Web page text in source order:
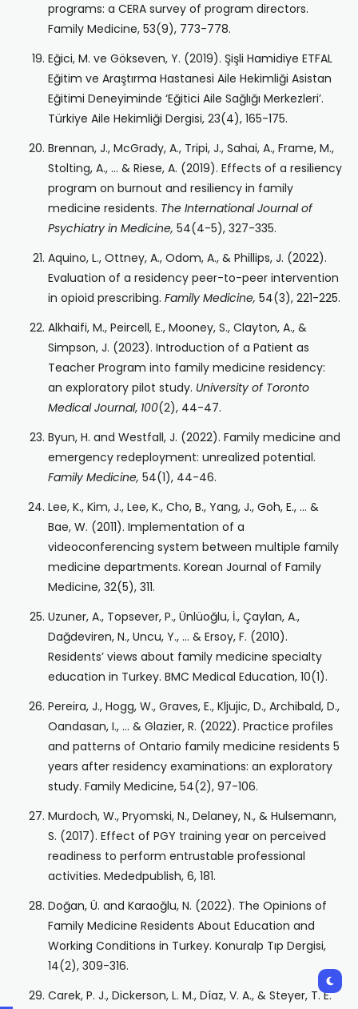
programs: a CERA survey of program directors.
Family Medicine, 53(9), 773-778.
Eğici, M. ve Gökseven, Y. (2019). Şişli Hamidiye ETFAL
Eğitim ve Araştırma Hastanesi Aile Hekimliği Asistan
Eğitimi Deneyiminde ‘Eğitici Aile Sağlığı Merkezleri’.
Türkiye Aile Hekimliği Dergisi, 23(4), 165-175.
Brennan, J., McGrady, A., Tripi, J., Sahai, A., Frame, M.,
Stolting, A., … & Riese, A. (2019). Effects of a resiliency
program on burnout and resiliency in family
medicine residents. The International Journal of
Psychiatry in Medicine, 54(4-5), 327-335.
Aquino, L., Ottney, A., Odom, A., & Phillips, J. (2022).
Evaluation of a residency peer-to-peer intervention
in opioid prescribing. Family Medicine, 54(3), 221-225.
Alkhaifi, M., Peircell, E., Mooney, S., Clayton, A., &
Simpson, J. (2023). Introduction of a Patient as
Teacher Program into family medicine residency:
an exploratory pilot study. University of Toronto
Medical Journal, 100(2), 44-47.
Byun, H. and Westfall, J. (2022). Family medicine and
emergency redeployment: unrealized potential.
Family Medicine, 54(1), 44-46.
Lee, K., Kim, J., Lee, K., Cho, B., Yang, J., Goh, E., … &
Bae, W. (2011). Implementation of a
videoconferencing system between multiple family
medicine departments. Korean Journal of Family
Medicine, 32(5), 311.
Uzuner, A., Topsever, P., Ünlüoğlu, İ., Çaylan, A.,
Dağdeviren, N., Uncu, Y., … & Ersoy, F. (2010).
Residents’ views about family medicine specialty
education in Turkey. BMC Medical Education, 10(1).
Pereira, J., Hogg, W., Graves, E., Kljujic, D., Archibald, D.,
Oandasan, I., … & Glazier, R. (2022). Practice profiles
and patterns of Ontario family medicine residents 5
years after residency examinations: an exploratory
study. Family Medicine, 54(2), 97-106.
Murdoch, W., Pryomski, N., Delaney, N., & Hulsemann,
S. (2017). Effect of PGY training year on perceived
readiness to perform entrustable professional
activities. Mededpublish, 6, 181.
Doğan, Ü. and Karaoğlu, N. (2022). The Opinions of
Family Medicine Residents About Education and
Working Conditions in Turkey. Konuralp Tıp Dergisi,
14(2), 309-316.
Carek, P. J., Dickerson, L. M., Díaz, V. A., & Steyer, T. E.